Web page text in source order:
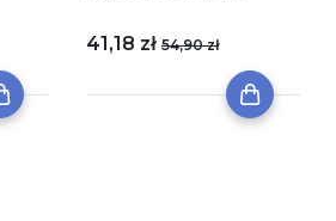
41,18 zł 54,90 zł